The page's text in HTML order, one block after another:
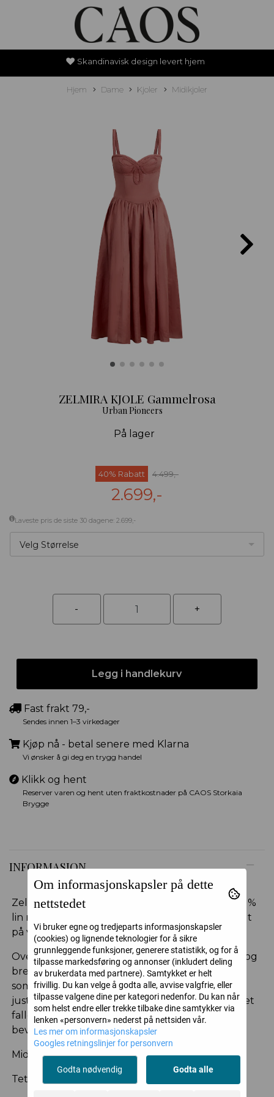
Skandinavisk design levert hjem
Hjem Dame Kjoler Midikjoler
ZELMIRA KJOLE Gammelrosa
Urban Pioneers
På lager
40% Rabatt 4.499,-
2.699,-
Laveste pris de siste 30 dagene: 2.699,-
Velg Størrelse
Legg i handlekurv
Fast frakt 79,-
Sendes innen 1–3 virkedager
Kjøp nå - betal senere med Klarna
Vi ønsker å gi deg en trygg handel
Klikk og hent
Reserver varen og hent uten fraktkostnader på CAOS Storkaia
Brygge
INFORMASJON
Zelmira kjole er en kjole i midilengde, laget i 100 %
lin med en lett og luftig kvalitet som puster godt
på varme dager.
Overdelen er tettsittende med formede cuper og
brede stropper, dekorert med flettede detaljer
som rammer inn fronten. Snøring i ryggen gir
justerbar passform og fremhever midjen. Skjørtet
faller ut fra livet med god vidde og gir en myk
bevegelse.
Midilengde
Tettsittende overdel med cuper
Om informasjonskapsler på dette
nettstedet
Vi bruker egne og tredjeparts informasjonskapsler
(cookies) og lignende teknologier for å sikre
grunnleggende funksjoner, generere statistikk, og for å
tilpasse markedsføring og annonser (inkludert deling
av brukerdata med partnere). Samtykket er helt
frivillig. Du kan velge å godta alle, avvise valgfrie, eller
tilpasse valgene dine per kategori nedenfor. Du kan når
som helst endre eller trekke tilbake dine samtykker via
lenken «personvern» nederst på nettsiden vår.
Les mer om informasjonskapsler
Googles retningslinjer for personvern
Godta nødvendig Godta alle